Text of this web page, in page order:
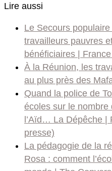
Lire aussi
Le Secours
travailleurs pauvres
bénéficiaires |
À la Réunion, les
au plus près des
Quand la police de
écoles sur le nombre
l’Aïd… La Dépêche |
presse)
La pédagogie de la
Rosa : comment